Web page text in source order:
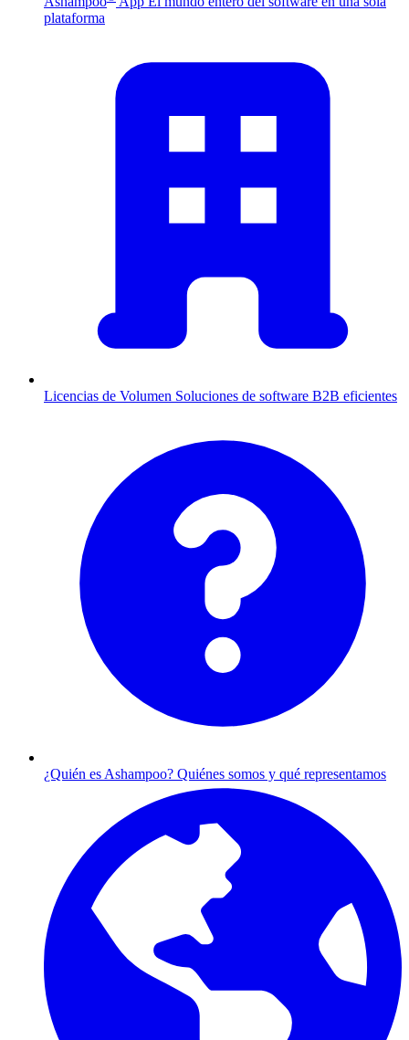
plataforma
Licencias de Volumen Soluciones de software B2B eficientes
¿Quién es Ashampoo? Quiénes somos y qué representamos